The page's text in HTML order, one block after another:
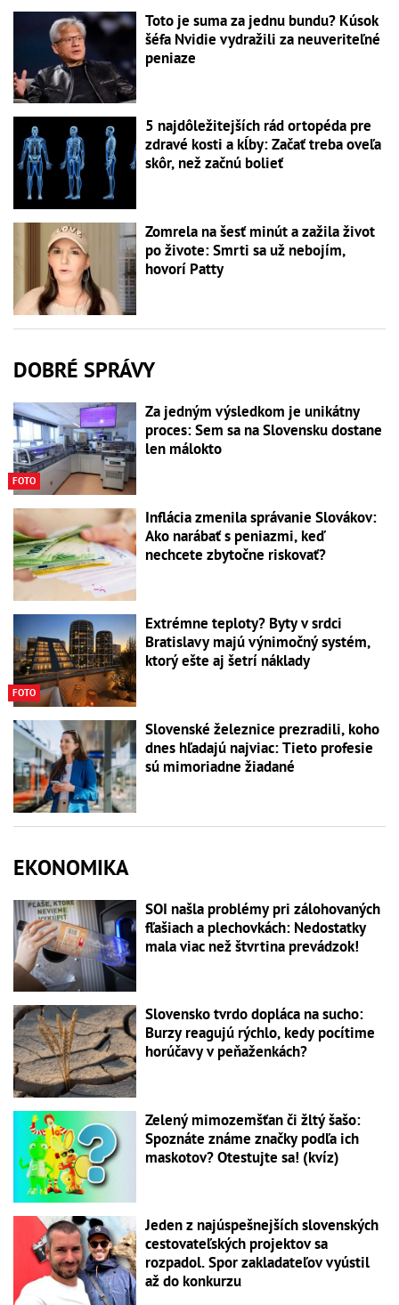
Toto je suma za jednu bundu? Kúsok
šéfa Nvidie vydražili za neuveriteľné
peniaze
5 najdôležitejších rád ortopéda pre
zdravé kosti a kĺby: Začať treba oveľa
skôr, než začnú bolieť
Zomrela na šesť minút a zažila život
po živote: Smrti sa už nebojím,
hovorí Patty
DOBRÉ SPRÁVY
FOTO
Za jedným výsledkom je unikátny
proces: Sem sa na Slovensku dostane
len málokto
Inflácia zmenila správanie Slovákov:
Ako narábať s peniazmi, keď
nechcete zbytočne riskovať?
FOTO
Extrémne teploty? Byty v srdci
Bratislavy majú výnimočný systém,
ktorý ešte aj šetrí náklady
Slovenské železnice prezradili, koho
dnes hľadajú najviac: Tieto profesie
sú mimoriadne žiadané
EKONOMIKA
SOI našla problémy pri zálohovaných
fľašiach a plechovkách: Nedostatky
mala viac než štvrtina prevádzok!
Slovensko tvrdo dopláca na sucho:
Burzy reagujú rýchlo, kedy pocítime
horúčavy v peňaženkách?
Zelený mimozemšťan či žltý šašo:
Spoznáte známe značky podľa ich
maskotov? Otestujte sa! (kvíz)
Jeden z najúspešnejších slovenských
cestovateľských projektov sa
rozpadol. Spor zakladateľov vyústil
až do konkurzu